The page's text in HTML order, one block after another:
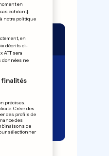
en
échéant].
notre politique
en
décrits ci-
ATT sera
données ne
finalités
précises.
Créer des
des profils de
des
de
sélectionner